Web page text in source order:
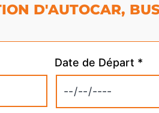
D'AUTOCAR,
Date de Départ *